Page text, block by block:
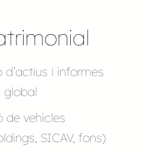
d’actius i informes
global
de vehicles
SICAV, fons)